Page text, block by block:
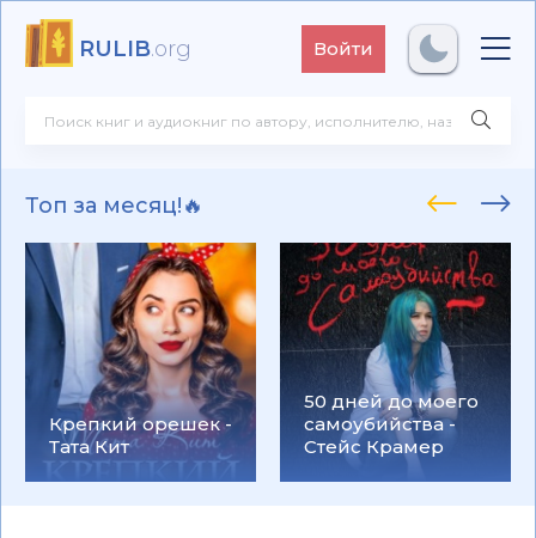
RULIB.org Войти
Топ за месяц!🔥
Крепкий орешек -
Тата Кит
50 дней до моего
самоубийства -
Стейс Крамер